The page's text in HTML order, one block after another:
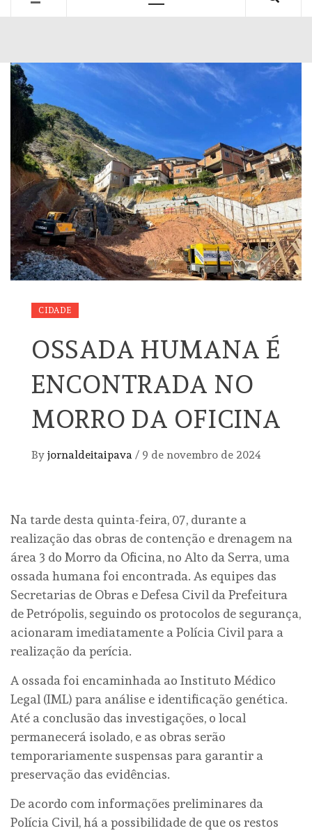
CIDADE
OSSADA HUMANA É
ENCONTRADA NO
MORRO DA OFICINA
By jornaldeitaipava / 9 de novembro de 2024
Na tarde desta quinta-feira, 07, durante a
realização das obras de contenção e drenagem na
área 3 do Morro da Oficina, no Alto da Serra, uma
ossada humana foi encontrada. As equipes das
Secretarias de Obras e Defesa Civil da Prefeitura
de Petrópolis, seguindo os protocolos de segurança,
acionaram imediatamente a Polícia Civil para a
realização da perícia.
A ossada foi encaminhada ao Instituto Médico
Legal (IML) para análise e identificação genética.
Até a conclusão das investigações, o local
permanecerá isolado, e as obras serão
temporariamente suspensas para garantir a
preservação das evidências.
De acordo com informações preliminares da
Polícia Civil, há a possibilidade de que os restos